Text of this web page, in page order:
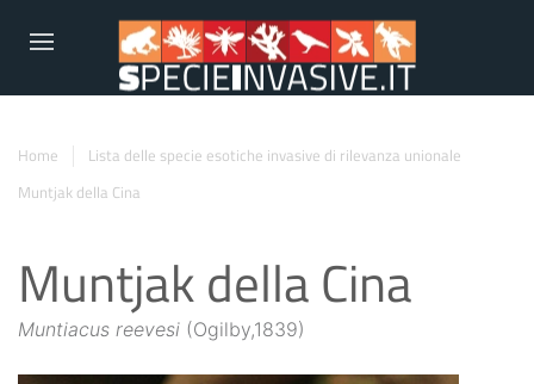
Home
Lista delle specie esotiche invasive di rilevanza unionale
Muntjak della Cina
Muntjak della Cina
Muntiacus reevesi (Ogilby,1839)